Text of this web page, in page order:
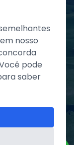
reservados.
nosso
pode
saber